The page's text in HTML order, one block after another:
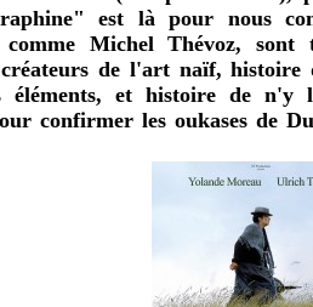
est là pour nous
comme Michel Thévoz,
de l'art naïf, histoire
éléments, et histoire de n'y
confirmer les oukases de